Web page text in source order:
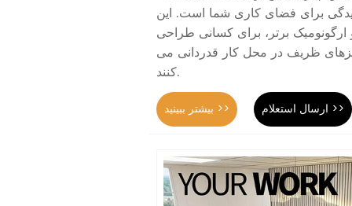
برای فضای کاری شما است. این
برتر، برای کسانی طراحی
ظریف در محل کار قدردانی می
کنند.
بیشتر ببینید >> ارسال استعلام >>